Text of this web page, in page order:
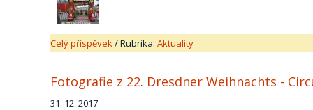
Celý příspěvek/Rubrika: Aktuality
Fotografie z 22. Dresdner Weihnachts -
31. 12. 2017